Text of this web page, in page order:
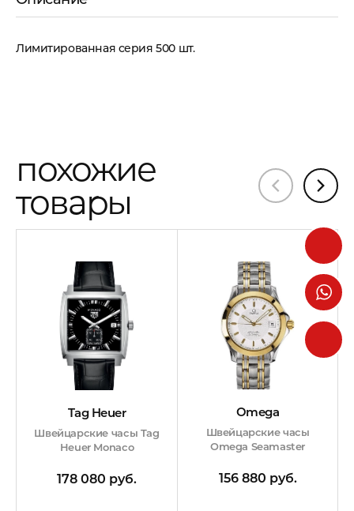
Лимитированная серия 500 шт.
похожие
товары
Tag Heuer
Швейцарские часы Tag
Heuer Monaco
178 080 руб.
Omega
Швейцарские часы
Omega Seamaster
156 880 руб.